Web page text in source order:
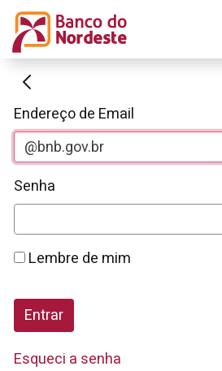
Autenticação
Endereço de Email
Senha
Lembre de mim
Entrar
Esqueci a senha